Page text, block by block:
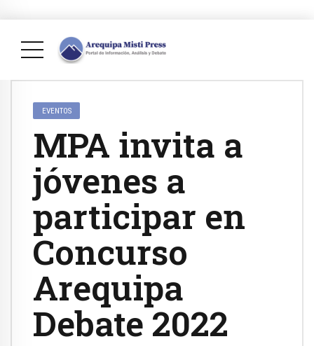
EVENTOS
MPA invita a
jóvenes a
participar en
Concurso
Arequipa
Debate 2022